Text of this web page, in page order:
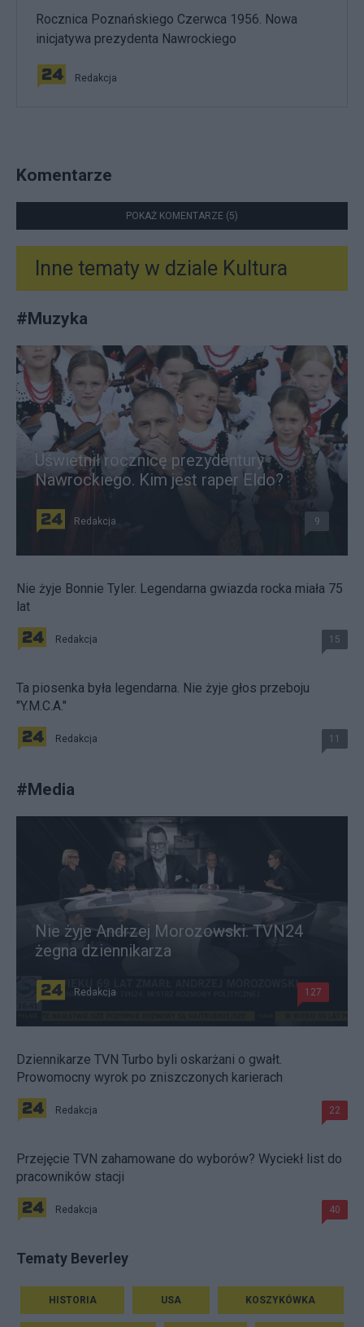
Rocznica Poznańskiego Czerwca 1956. Nowa
inicjatywa prezydenta Nawrockiego
Redakcja
Komentarze
POKAŻ KOMENTARZE (5)
Inne tematy w dziale Kultura
#Muzyka
Uświetnił rocznicę prezydentury
Nawrockiego. Kim jest raper Eldo?
Redakcja 9
Nie żyje Bonnie Tyler. Legendarna gwiazda rocka miała 75
lat
Redakcja 15
Ta piosenka była legendarna. Nie żyje głos przeboju
"Y.M.C.A."
Redakcja 11
#Media
Nie żyje Andrzej Morozowski. TVN24
żegna dziennikarza
Redakcja 127
Dziennikarze TVN Turbo byli oskarżani o gwałt.
Prowomocny wyrok po zniszczonych karierach
Redakcja 22
Przejęcie TVN zahamowane do wyborów? Wyciekł list do
pracowników stacji
Redakcja 40
Tematy Beverley
HISTORIA USA KOSZYKÓWKA